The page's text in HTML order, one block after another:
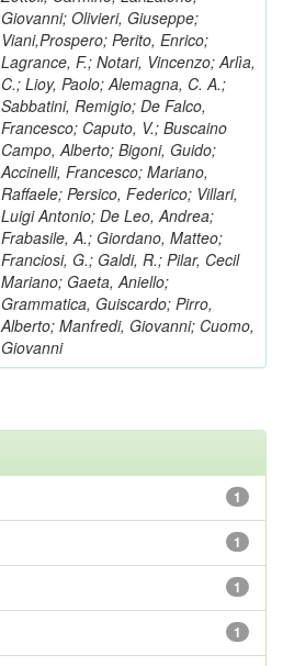
Giovanni; Olivieri, Giuseppe;
Viani,Prospero; Perito, Enrico;
Lagrance, F.; Notari, Vincenzo; Arlìa,
C.; Lioy, Paolo; Alemagna, C. A.;
Sabbatini, Remigio; De Falco,
Francesco; Caputo, V.; Buscaino
Campo, Alberto; Bigoni, Guido;
Accinelli, Francesco; Mariano,
Raffaele; Persico, Federico; Villari,
Luigi Antonio; De Leo, Andrea;
Frabasile, A.; Giordano, Matteo;
Franciosi, G.; Galdi, R.; Pilar, Cecil
Mariano; Gaeta, Aniello;
Grammatica, Guiscardo; Pirro,
Alberto; Manfredi, Giovanni; Cuomo,
Giovanni
1
1
1
1